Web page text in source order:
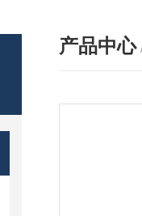
产品中心